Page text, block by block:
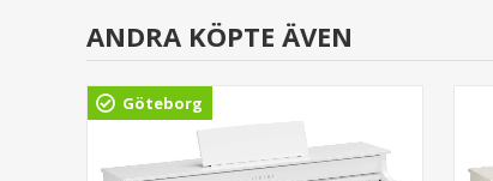
ANDRA KÖPTE ÄVEN
Göteborg